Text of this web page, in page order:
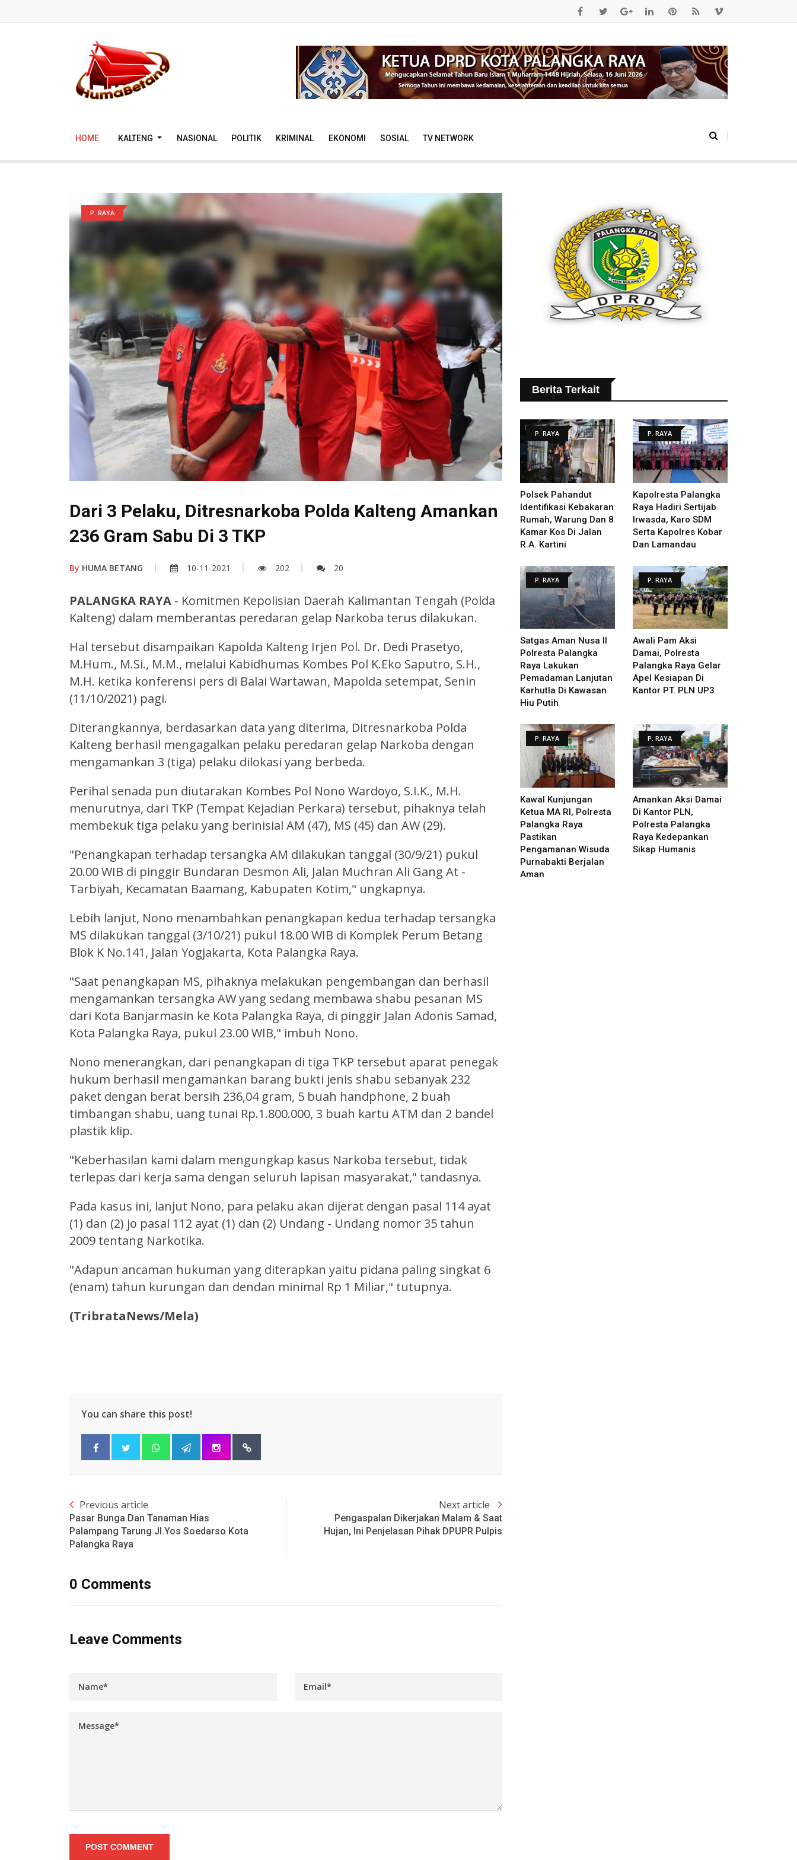
HOME KALTENG NASIONAL POLITIK KRIMINAL EKONOMI SOSIAL TV NETWORK
P. RAYA
Dari 3 Pelaku, Ditresnarkoba Polda Kalteng Amankan
236 Gram Sabu Di 3 TKP
By HUMA BETANG 10-11-2021 202 20
PALANGKA RAYA - Komitmen Kepolisian Daerah Kalimantan Tengah (Polda
Kalteng) dalam memberantas peredaran gelap Narkoba terus dilakukan.
Hal tersebut disampaikan Kapolda Kalteng Irjen Pol. Dr. Dedi Prasetyo,
M.Hum., M.Si., M.M., melalui Kabidhumas Kombes Pol K.Eko Saputro, S.H.,
M.H. ketika konferensi pers di Balai Wartawan, Mapolda setempat, Senin
(11/10/2021) pagi.
Diterangkannya, berdasarkan data yang diterima, Ditresnarkoba Polda
Kalteng berhasil mengagalkan pelaku peredaran gelap Narkoba dengan
mengamankan 3 (tiga) pelaku dilokasi yang berbeda.
Perihal senada pun diutarakan Kombes Pol Nono Wardoyo, S.I.K., M.H.
menurutnya, dari TKP (Tempat Kejadian Perkara) tersebut, pihaknya telah
membekuk tiga pelaku yang berinisial AM (47), MS (45) dan AW (29).
"Penangkapan terhadap tersangka AM dilakukan tanggal (30/9/21) pukul
20.00 WIB di pinggir Bundaran Desmon Ali, Jalan Muchran Ali Gang At -
Tarbiyah, Kecamatan Baamang, Kabupaten Kotim," ungkapnya.
Lebih lanjut, Nono menambahkan penangkapan kedua terhadap tersangka
MS dilakukan tanggal (3/10/21) pukul 18.00 WIB di Komplek Perum Betang
Blok K No.141, Jalan Yogjakarta, Kota Palangka Raya.
"Saat penangkapan MS, pihaknya melakukan pengembangan dan berhasil
mengamankan tersangka AW yang sedang membawa shabu pesanan MS
dari Kota Banjarmasin ke Kota Palangka Raya, di pinggir Jalan Adonis Samad,
Kota Palangka Raya, pukul 23.00 WIB," imbuh Nono.
Nono menerangkan, dari penangkapan di tiga TKP tersebut aparat penegak
hukum berhasil mengamankan barang bukti jenis shabu sebanyak 232
paket dengan berat bersih 236,04 gram, 5 buah handphone, 2 buah
timbangan shabu, uang tunai Rp.1.800.000, 3 buah kartu ATM dan 2 bandel
plastik klip.
"Keberhasilan kami dalam mengungkap kasus Narkoba tersebut, tidak
terlepas dari kerja sama dengan seluruh lapisan masyarakat," tandasnya.
Pada kasus ini, lanjut Nono, para pelaku akan dijerat dengan pasal 114 ayat
(1) dan (2) jo pasal 112 ayat (1) dan (2) Undang - Undang nomor 35 tahun
2009 tentang Narkotika.
"Adapun ancaman hukuman yang diterapkan yaitu pidana paling singkat 6
(enam) tahun kurungan dan dendan minimal Rp 1 Miliar," tutupnya.
(TribrataNews/Mela)
You can share this post!
Previous article
Pasar Bunga Dan Tanaman Hias
Palampang Tarung Jl.Yos Soedarso Kota
Palangka Raya
Next article
Pengaspalan Dikerjakan Malam & Saat
Hujan, Ini Penjelasan Pihak DPUPR Pulpis
0 Comments
Leave Comments
POST COMMENT
Berita Terkait
P. RAYA
Polsek Pahandut
Identifikasi Kebakaran
Rumah, Warung Dan 8
Kamar Kos Di Jalan
R.A. Kartini
P. RAYA
Kapolresta Palangka
Raya Hadiri Sertijab
Irwasda, Karo SDM
Serta Kapolres Kobar
Dan Lamandau
P. RAYA
Satgas Aman Nusa II
Polresta Palangka
Raya Lakukan
Pemadaman Lanjutan
Karhutla Di Kawasan
Hiu Putih
P. RAYA
Awali Pam Aksi
Damai, Polresta
Palangka Raya Gelar
Apel Kesiapan Di
Kantor PT. PLN UP3
P. RAYA
Kawal Kunjungan
Ketua MA RI, Polresta
Palangka Raya
Pastikan
Pengamanan Wisuda
Purnabakti Berjalan
Aman
P. RAYA
Amankan Aksi Damai
Di Kantor PLN,
Polresta Palangka
Raya Kedepankan
Sikap Humanis